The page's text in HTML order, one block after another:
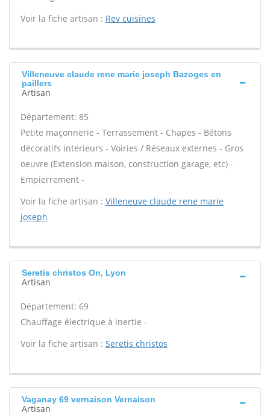
Voir la fiche artisan : Rev cuisines
Villeneuve claude rene marie joseph Bazoges en
paillers
Artisan
Département: 85
Petite maçonnerie - Terrassement - Chapes - Bétons
décoratifs intérieurs - Voiries / Réseaux externes - Gros
oeuvre (Extension maison, construction garage, etc) -
Empierrement -
Voir la fiche artisan : Villeneuve claude rene marie
joseph
Seretis christos On, Lyon
Artisan
Département: 69
Chauffage électrique à inertie -
Voir la fiche artisan : Seretis christos
Vaganay 69 vernaison Vernaison
Artisan